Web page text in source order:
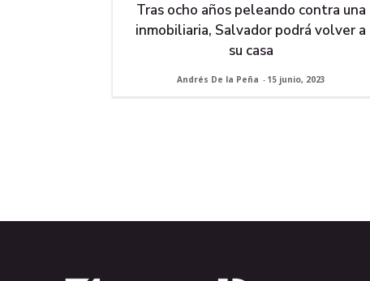
Tras ocho años peleando contra una
inmobiliaria, Salvador podrá volver a
su casa
Andrés De la Peña - 15 junio, 2023